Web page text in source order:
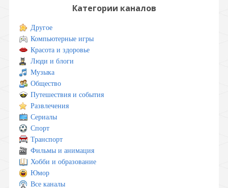
Категории каналов
Другое
Компьютерные игры
Красота и здоровье
Люди и блоги
Музыка
Общество
Путешествия и события
Развлечения
Сериалы
Спорт
Транспорт
Фильмы и анимация
Хобби и образование
Юмор
Все каналы